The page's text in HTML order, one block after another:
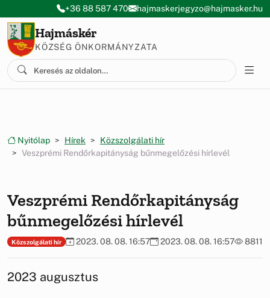
Ugrás a menüre
Ugrás a tartalomra
+36 88 587 470 hajmaskerjegyzo@hajmasker.hu
Hajmáskér
KÖZSÉG ÖNKORMÁNYZATA
Nyitólap Hírek
Közszolgálati hír
Veszprémi Rendőrkapitányság bűnmegelőzési hírlevél
Veszprémi Rendőrkapitányság
bűnmegelőzési hírlevél
Közszolgálati hír 2023. 08. 08. 16:57 2023. 08. 08. 16:57 8811
2023 augusztus